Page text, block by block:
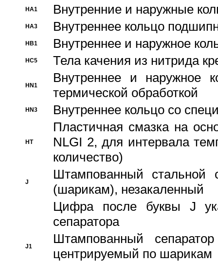
HA1 Внутренние и наружные
HA3 Bнутреннее кольцо
HB1 Bнутреннее и наружное
HC5 Тела качения из нитрида
HN1
Bнутреннее и наружное
термической обработкой
HN3 Внутреннее кольцо со
HT
Пластичная смазка на
NLGI 2, для интервала
количество)
J
Штампованный стальной
(шарикам), незакаленный
Цифра после буквы J
сепаратора
J1
Штампованный
центрируемый по шарикам